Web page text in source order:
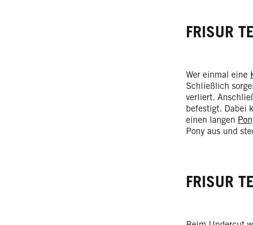
FRISUR
Wer einmal eine
Schließlich
verliert.
befestigt. Dabei
einen langen
Pony aus und
FRISUR